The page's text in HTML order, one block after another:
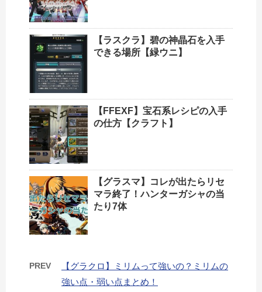
【ラスクラ】碧の神晶石を入手
できる場所【緑ウニ】
【FFEXF】宝石系レシピの入手
の仕方【クラフト】
【グラスマ】コレが出たらリセ
マラ終了！ハンターガシャの当
たり7体
PREV
【グラクロ】ミリムって強いの？ミリムの
強い点・弱い点まとめ！